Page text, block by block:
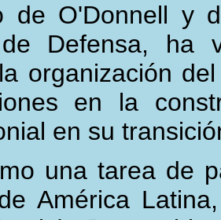
de O'Donnell y
Defensa, ha
organización
en la
en su
una tarea de
América